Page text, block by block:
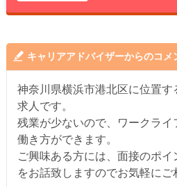
キャリアアドバイザーからのコメ
神奈川県横浜市港北区に位置
求人です。
残業が少ないので、ワークライ
働き方ができます。
ご興味ある方には、面接のポ
をお話致しますのでお気軽にご